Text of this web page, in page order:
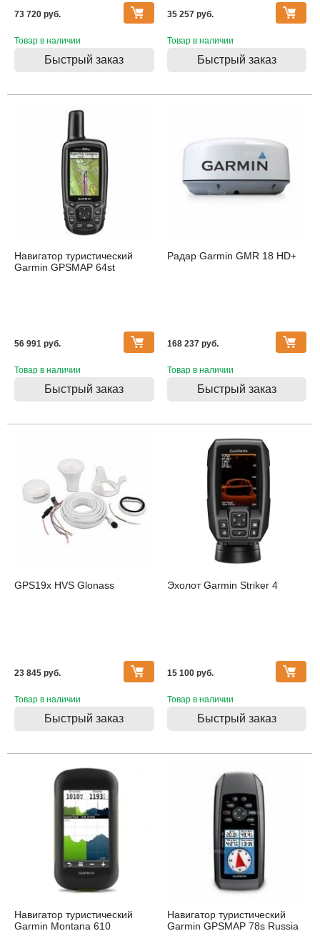
73 720 pуб.
Товар в наличии
Быстрый заказ
35 257 pуб.
Товар в наличии
Быстрый заказ
Навигатор туристический
Garmin GPSMAP 64st
56 991 pуб.
Товар в наличии
Быстрый заказ
Радар Garmin GMR 18 HD+
168 237 pуб.
Товар в наличии
Быстрый заказ
GPS19x HVS Glonass
23 845 pуб.
Товар в наличии
Быстрый заказ
Эхолот Garmin Striker 4
15 100 pуб.
Товар в наличии
Быстрый заказ
Навигатор туристический
Garmin Montana 610
Навигатор туристический
Garmin GPSMAP 78s Russia